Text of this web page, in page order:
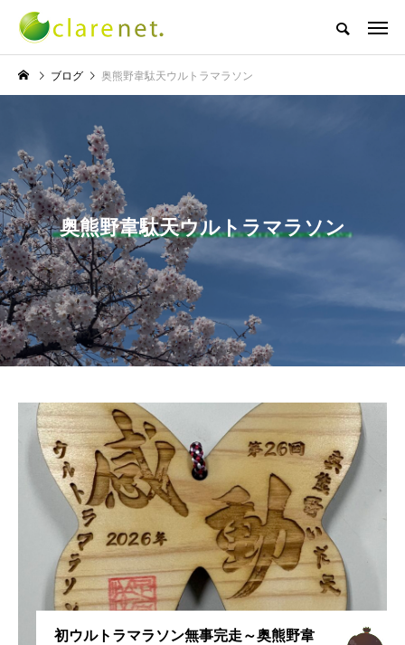
株式会社クレアネットの代表取締役ブログ
NEW POST
TECH BLOG
エレベーター広告とか
2026.04.10
W杯の優勝を目指す日
2026.07.17
ブログ 奥熊野韋駄天ウルトラマラソン
奥熊野韋駄天ウルトラマラソン
初ウルトラマラソン無事完走～奥熊野韋